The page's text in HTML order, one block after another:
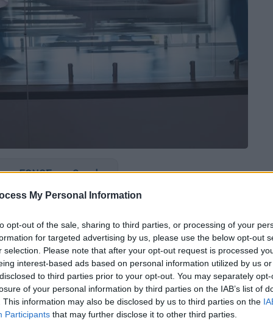
My Personal Information
opt-out of the sale, sharing to third parties, or processing of your
for targeted advertising by us, please use the below opt-out
selection. Please note that after your opt-out request is processed
interest-based ads based on personal information utilized by us
to third parties prior to your opt-out. You may separately
of your personal information by third parties on the IAB’s list of
This information may also be disclosed by us to third parties on the
Participants that may further disclose it to other third parties.
το ΕΘΝΟΣ στη Google
σε κλινική και από
κενάστις μικρές επαρχιακές πόλεις. Με
- όπως λένε πληροφορίες τουethnos.gr-
με περιορισμένηπληρότητα,
μεγάλα νοσοκομεία προκειμένου
παρουσιάζουνκενά.